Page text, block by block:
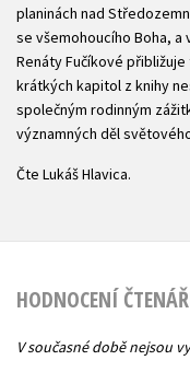
planinách nad
se všemohoucího Boha,
Renáty Fučíkové
krátkých kapitol z knihy
společným rodinným
významných děl
Čte Lukáš Hlavica.
HODNOCENÍ
V současné době nejsou